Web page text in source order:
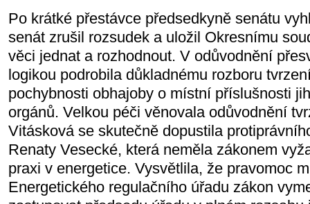
Po krátké přestávce předsedkyně senátu
senát zrušil rozsudek a uložil Okresnímu
věci jednat a rozhodnout. V odůvodnění
logikou podrobila důkladnému rozboru
pochybnosti obhajoby o místní příslušnosti
orgánů. Velkou péči věnovala odůvodnění
Vitásková se skutečně dopustila
Renaty Vesecké, která neměla zákonem
praxi v energetice. Vysvětlila, že pravomoc
Energetického regulačního úřadu zákon